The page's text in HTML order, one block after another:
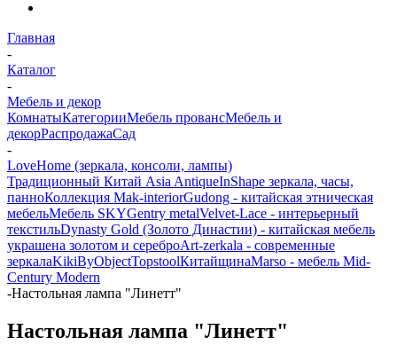
Главная
-
Каталог
-
Мебель и декор
КомнатыКатегорииМебель провансМебель и
декорРаспродажаСад
-
LoveHome (зеркала, консоли, лампы)
Традиционный Китай Asia AntiqueInShape зеркала, часы,
панноКоллекция Mak-interiorGudong - китайская этническая
мебельМебель SKYGentry metalVelvet-Lace - интерьерный
текстильDynasty Gold (Золото Династии) - китайская мебель
украшена золотом и сереброArt-zerkala - современные
зеркалаKikiByObjectTopstoolКитайщинаMarso - мебель Mid-
Century Modern
-Настольная лампа "Линетт"
Настольная лампа "Линетт"